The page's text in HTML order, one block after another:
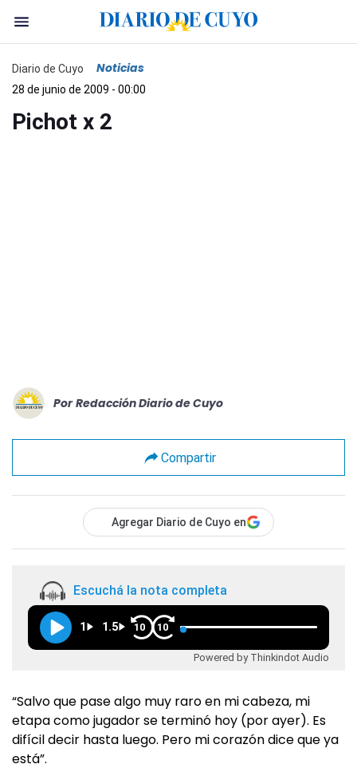
Diario de Cuyo Noticias
28 de junio de 2009 - 00:00
Pichot x 2
Por Redacción Diario de Cuyo
Compartir
Agregar Diario de Cuyo en
Escuchá la nota completa
1 1.5 10 10
Powered by Thinkindot Audio
“Salvo que pase algo muy raro en mi cabeza, mi
etapa como jugador se terminó hoy (por ayer). Es
difícil decir hasta luego. Pero mi corazón dice que ya
está”.